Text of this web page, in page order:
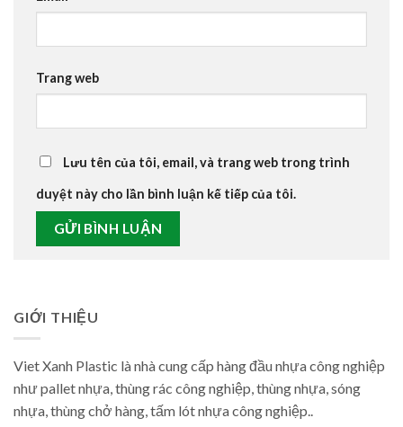
Trang web
Lưu tên của tôi, email, và trang web trong trình
duyệt này cho lần bình luận kế tiếp của tôi.
GIỚI THIỆU
Viet Xanh Plastic là nhà cung cấp hàng đầu nhựa công nghiệp
như pallet nhựa, thùng rác công nghiệp, thùng nhựa, sóng
nhựa, thùng chở hàng, tấm lót nhựa công nghiệp..